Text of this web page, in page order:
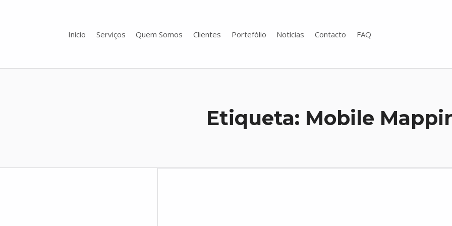
LASER SCANNING 3D, GEOCIÊNCIAS, TOPOGRAFIA, ENGENHARIA, PROJETO
Inicio Serviços Quem Somos Clientes Portefólio Notícias Contacto FAQ
Etiqueta: Mobile